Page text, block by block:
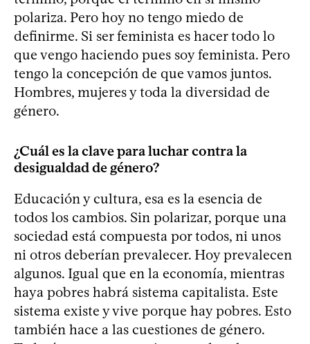
polariza. Pero hoy no tengo miedo de
definirme. Si ser feminista es hacer todo lo
que vengo haciendo pues soy feminista. Pero
tengo la concepción de que vamos juntos.
Hombres, mujeres y toda la diversidad de
género.
¿Cuál es la clave para luchar contra la
desigualdad de género?
Educación y cultura, esa es la esencia de
todos los cambios. Sin polarizar, porque una
sociedad está compuesta por todos, ni unos
ni otros deberían prevalecer. Hoy prevalecen
algunos. Igual que en la economía, mientras
haya pobres habrá sistema capitalista. Este
sistema existe y vive porque hay pobres. Esto
también hace a las cuestiones de género.